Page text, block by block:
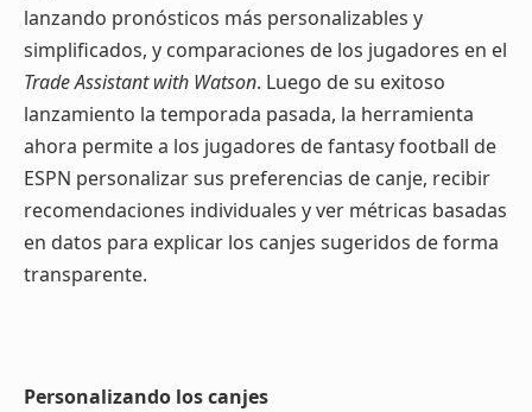
lanzando pronósticos más personalizables y
simplificados, y comparaciones de los jugadores en el
Trade Assistant with Watson. Luego de su exitoso
lanzamiento la temporada pasada, la herramienta
ahora permite a los jugadores de fantasy football de
ESPN personalizar sus preferencias de canje, recibir
recomendaciones individuales y ver métricas basadas
en datos para explicar los canjes sugeridos de forma
transparente.
Personalizando los canjes